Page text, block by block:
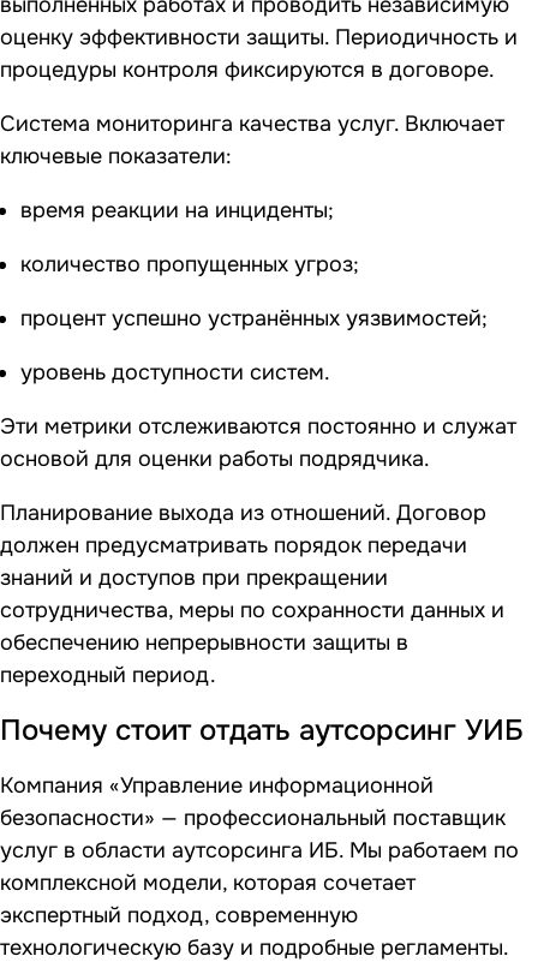
выполненных работах и проводить независимую
оценку эффективности защиты. Периодичность и
процедуры контроля фиксируются в договоре.
Система мониторинга качества услуг. Включает
ключевые показатели:
время реакции на инциденты;
количество пропущенных угроз;
процент успешно устранённых уязвимостей;
уровень доступности систем.
Эти метрики отслеживаются постоянно и служат
основой для оценки работы подрядчика.
Планирование выхода из отношений. Договор
должен предусматривать порядок передачи
знаний и доступов при прекращении
сотрудничества, меры по сохранности данных и
обеспечению непрерывности защиты в
переходный период.
Почему стоит отдать аутсорсинг УИБ
Компания «Управление информационной
безопасности» — профессиональный поставщик
услуг в области аутсорсинга ИБ. Мы работаем по
комплексной модели, которая сочетает
экспертный подход, современную
технологическую базу и подробные регламенты.